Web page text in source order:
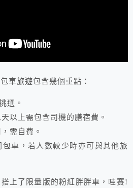
車旅遊包含幾個重點：
選。
以上需包含司機的膳宿費。
需自費。
車，若人數較少時亦可與其他旅
上了限量版的粉紅胖胖車，哇賽!